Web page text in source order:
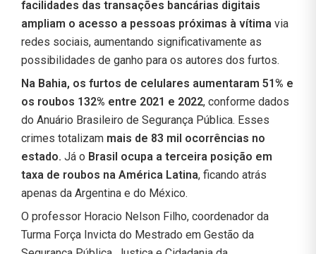
facilidades das transações bancárias digitais
ampliam o acesso a pessoas próximas à vítima via
redes sociais, aumentando significativamente as
possibilidades de ganho para os autores dos furtos.
Na Bahia, os furtos de celulares aumentaram 51% e
os roubos 132% entre 2021 e 2022, conforme dados
do Anuário Brasileiro de Segurança Pública. Esses
crimes totalizam mais de 83 mil ocorrências no
estado. Já o Brasil ocupa a terceira posição em
taxa de roubos na América Latina, ficando atrás
apenas da Argentina e do México.
O professor Horacio Nelson Filho, coordenador da
Turma Força Invicta do Mestrado em Gestão da